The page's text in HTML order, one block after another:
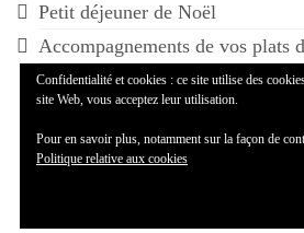
Petit déjeuner de Noël
Accompagnements de vos plats
Confidentialité et cookies : ce site utilise des
site Web, vous acceptez leur utilisation.
Pour en savoir plus, notamment sur la façon de
Politique relative aux cookies